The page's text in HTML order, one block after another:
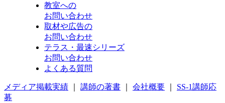
教室への
お問い合わせ
取材や広告の
お問い合わせ
テラス・最速シリーズ
お問い合わせ
よくある質問
メディア掲載実績 講師の著書 会社概要
SS-1講師応
募